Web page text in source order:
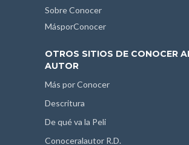
Sobre Conocer
MásporConocer
OTROS SITIOS DE CONOCER
AUTOR
Más por Conocer
Descritura
De qué va la Peli
Conoceralautor R.D.